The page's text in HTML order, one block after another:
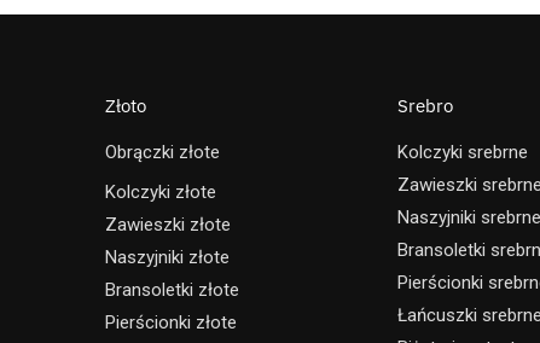
Złoto
Obrączki złote
Kolczyki złote
Zawieszki złote
Naszyjniki złote
Bransoletki złote
Pierścionki złote
Srebro
Kolczyki srebrne
Zawieszki srebrne
Naszyjniki srebrne
Bransoletki
Pierścionki
Łańcuszki srebrne